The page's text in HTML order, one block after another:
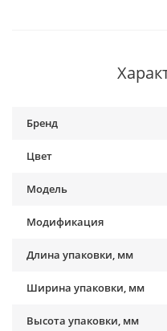
Бренд
Цвет
Модель
Модификация
Длина упаковки, мм
Ширина упаковки, мм
Высота упаковки, мм